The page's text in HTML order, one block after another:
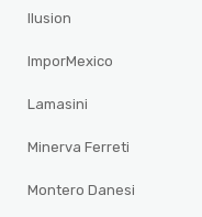
Ilusion
ImporMexico
Lamasini
Minerva Ferreti
Montero Danesi